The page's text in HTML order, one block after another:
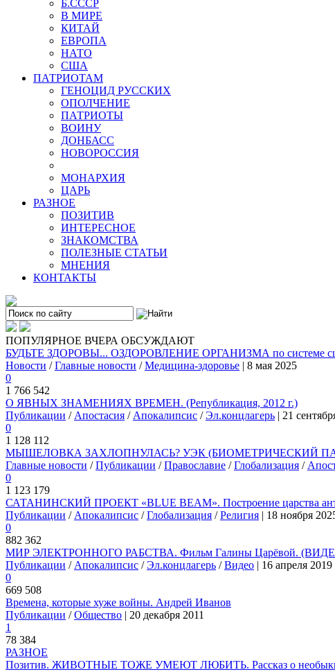
Б.СССР
В МИРЕ
КИТАЙ
ЕВРОПА
НАТО
США
ПАТРИОТАМ
ГЕНОЦИД РУССКИХ
ОПОЛЧЕНИЕ
ПАТРИОТЫ
ВОИНУ
ДОНБАСС
НОВОРОССИЯ
МОНАРХИЯ
ЦАРЬ
РАЗНОЕ
ПОЗИТИВ
ИНТЕРЕСНОЕ
ЗНАКОМСТВА
ПОЛЕЗНЫЕ СТАТЬИ
МНЕНИЯ
КОНТАКТЫ
ПОПУЛЯРНОЕ ВЧЕРА ОБСУЖДАЮТ
БУДЬТЕ ЗДОРОВЫ... ОЗДОРОВЛЕНИЕ ОРГАНИЗМА по системе
Новости /Главные новости /Медицина-здоровье | 8 мая 2025
0
1 766 542
О ЯВНЫХ ЗНАМЕНИЯХ ВРЕМЕН. (Републикация, 2012 г.)
Публикации / Апостасия / Апокалипсис /Эл.концлагерь | 21
0
1 128 112
МЫШЕЛОВКА ЗАХЛОПНУЛАСЬ? УЭК (БИОМЕТРИЧЕСКИЙ
Главные новости /Публикации /Православие /Глобализация /
0
1 123 179
САТАНИНСКИЙ ПРОЕКТ «BLUE BEAM». Построение царства
Публикации / Апокалипсис /Глобализация /Религия | 18 ноября
0
882 362
МИР ЭЛЕКТРОННОГО РАБСТВА. Фильм Галины Царёвой.
Публикации / Апокалипсис /Эл.концлагерь /Видео | 16 апреля 2019
0
669 508
Времена, которые хуже войны. Андрей Иванов
Публикации /Общество | 20 декабря 2011
1
78 384
РАЗНОЕ
Позитив. ЖИВОТНЫЕ ТОЖЕ УМЕЮТ ЛЮБИТЬ. Рассказ о